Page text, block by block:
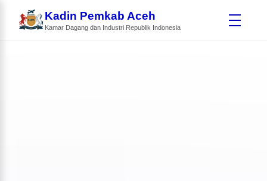
Kadin Pemkab Aceh
Kamar Dagang dan Industri Republik Indonesia